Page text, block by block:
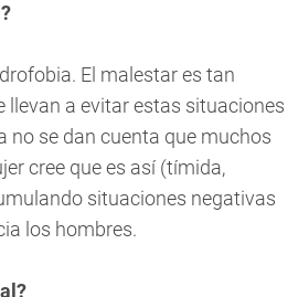
El malestar es tan
llevan a evitar estas situaciones
no se dan cuenta que muchos
cree que es así (tímida,
situaciones negativas
los hombres.